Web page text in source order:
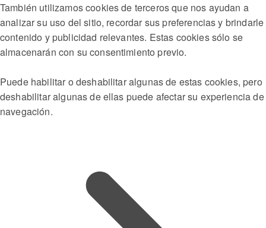
También utilizamos cookies de terceros que nos ayudan a
analizar su uso del sitio, recordar sus preferencias y brindarle
contenido y publicidad relevantes. Estas cookies sólo se
almacenarán con su consentimiento previo.
Puede habilitar o deshabilitar algunas de estas cookies, pero
deshabilitar algunas de ellas puede afectar su experiencia de
navegación.